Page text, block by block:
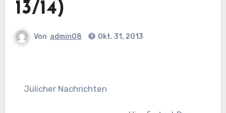
13/14)
Von admin08 Okt. 31, 2013
Jülicher Nachrichten